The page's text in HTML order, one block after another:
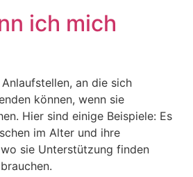
ich mich
an die sich
können, wenn sie
Hier sind einige Beispiele: Es
im Alter und ihre
sie Unterstützung finden